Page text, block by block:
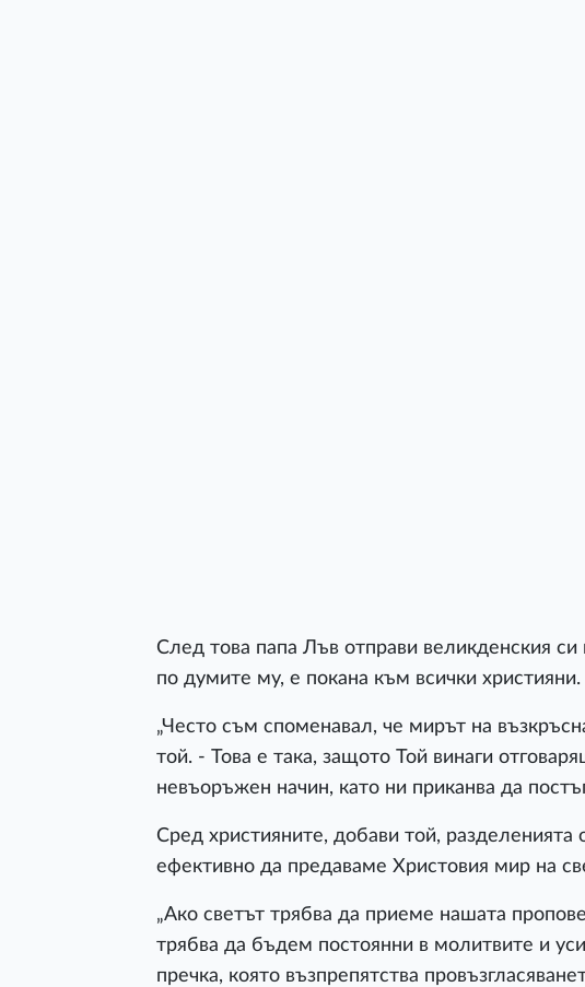
След това папа Лъв отправи великденския си
по думите му, е покана към всички християни.
„Често съм споменавал, че мирът на
той. - Това е така, защото Той винаги
невъоръжен начин, като ни приканва да
Сред християните, добави той, разделенията
ефективно да предаваме Христовия мир на
„Ако светът трябва да приеме нашата
трябва да бъдем постоянни в молитвите и
пречка, която възпрепятства